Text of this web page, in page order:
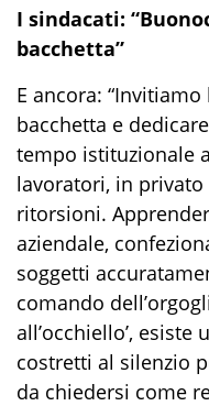
I sindacati:
bacchetta”
E ancora:
bacchetta e
tempo istituzionale
lavoratori, in
ritorsioni.
aziendale,
soggetti
comando
all’occhiello’,
costretti al silenzio
da chiedersi come